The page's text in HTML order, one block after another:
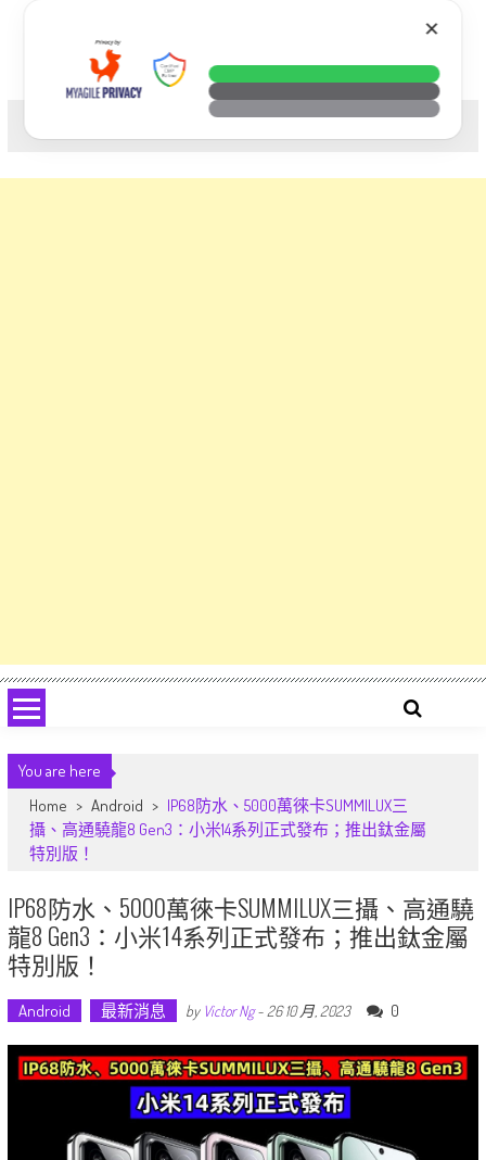
科技. 生活. 攝影.
You are here
Home > Android > IP68防水、5000萬徠卡SUMMILUX三
攝、高通驍龍8 Gen3：小米14系列正式發布；推出鈦金屬
特別版！
IP68防水、5000萬徠卡SUMMILUX三攝、高通驍
龍8 Gen3：小米14系列正式發布；推出鈦金屬
特別版！
Android 最新消息 by Victor Ng- 26 10 月, 2023 0
✕